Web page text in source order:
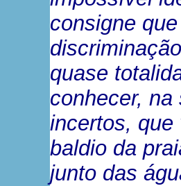
consigne
quase
conhecer,
incertos, que
baldio da
junto das